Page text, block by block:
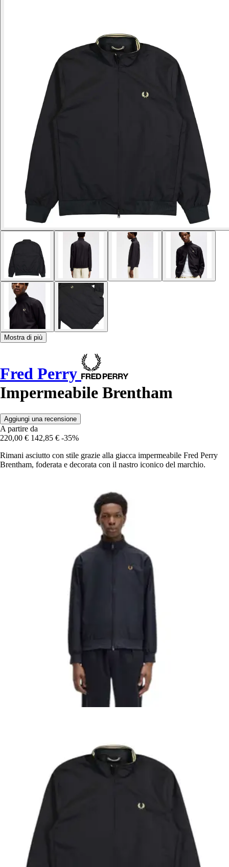
Mostra di più
Fred Perry
Impermeabile Brentham
Aggiungi una recensione
A partire da
220,00 € 142,85 € -35%
Rimani asciutto con stile grazie alla giacca impermeabile Fred Perry
Brentham, foderata e decorata con il nastro iconico del marchio.